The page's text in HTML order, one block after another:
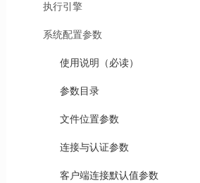
执行引擎
系统配置参数
使用说明（必读）
参数目录
文件位置参数
连接与认证参数
客户端连接默认值参数